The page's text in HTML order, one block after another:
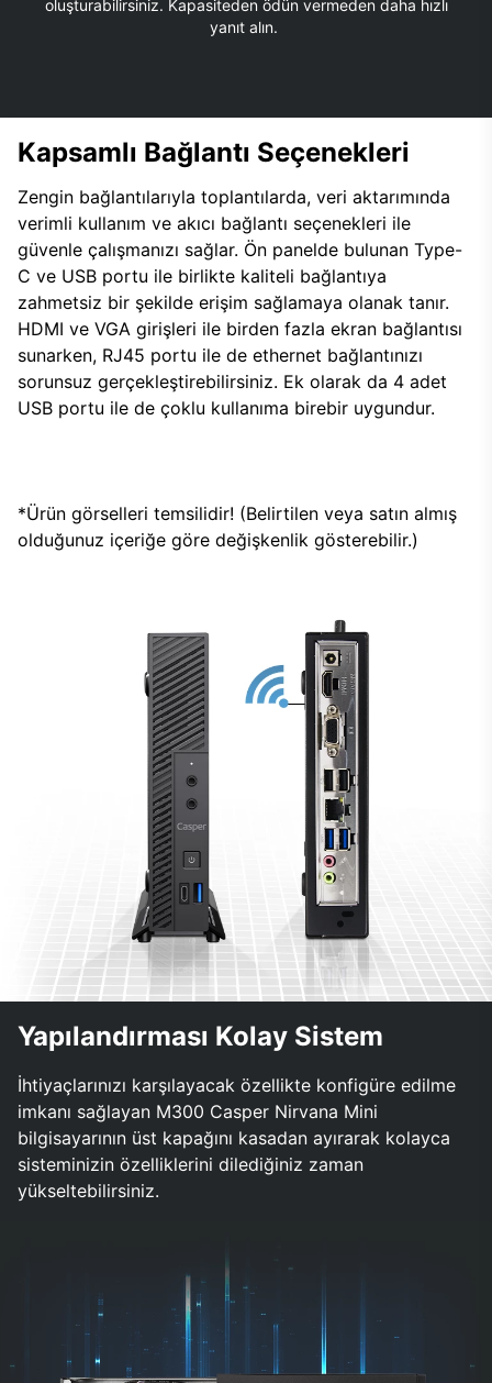
oluşturabilirsiniz. Kapasiteden ödün vermeden daha hızlı
yanıt alın.
Kapsamlı Bağlantı Seçenekleri
Zengin bağlantılarıyla toplantılarda, veri aktarımında
verimli kullanım ve akıcı bağlantı seçenekleri ile
güvenle çalışmanızı sağlar. Ön panelde bulunan Type-
C ve USB portu ile birlikte kaliteli bağlantıya
zahmetsiz bir şekilde erişim sağlamaya olanak tanır.
HDMI ve VGA girişleri ile birden fazla ekran bağlantısı
sunarken, RJ45 portu ile de ethernet bağlantınızı
sorunsuz gerçekleştirebilirsiniz. Ek olarak da 4 adet
USB portu ile de çoklu kullanıma birebir uygundur.
*Ürün görselleri temsilidir! (Belirtilen veya satın almış
olduğunuz içeriğe göre değişkenlik gösterebilir.)
Yapılandırması Kolay Sistem
İhtiyaçlarınızı karşılayacak özellikte konfigüre edilme
imkanı sağlayan M300 Casper Nirvana Mini
bilgisayarının üst kapağını kasadan ayırarak kolayca
sisteminizin özelliklerini dilediğiniz zaman
yükseltebilirsiniz.